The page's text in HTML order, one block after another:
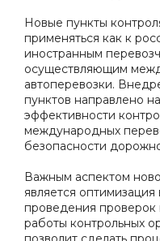
Новые пункты
применяться как к
иностранным
осуществляющим
автоперевозки.
пунктов направлено
эффективности
международных
безопасности
Важным аспектом
является
проведения
работы контрольных